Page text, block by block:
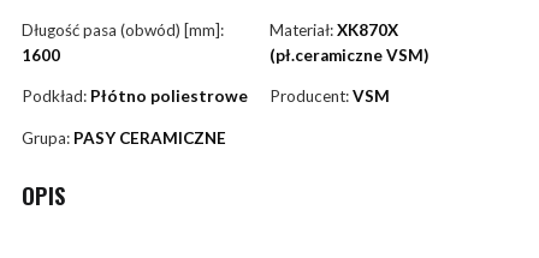
Długość pasa (obwód) [mm]:
1600
Materiał:XK870X
(pł.ceramiczne VSM)
Podkład: Płótno poliestrowe Producent:VSM
Grupa: PASY CERAMICZNE
OPIS